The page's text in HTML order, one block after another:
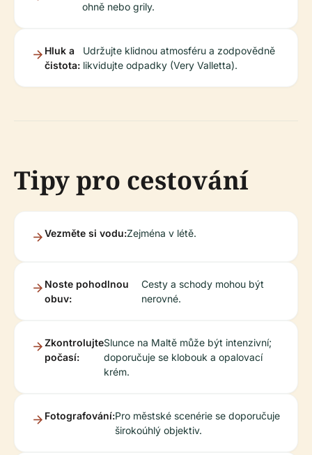
ohně nebo grily.
Hluk a
čistota:
Udržujte klidnou atmosféru a zodpovědně
likvidujte odpadky (Very Valletta).
Tipy pro cestování
Vezměte si vodu:Zejména v létě.
Noste pohodlnou
obuv:
Cesty a schody mohou být
nerovné.
Zkontrolujte
počasí:
Slunce na Maltě může být intenzivní;
doporučuje se klobouk a opalovací
krém.
Fotografování:Pro městské scenérie se doporučuje
širokoúhlý objektiv.